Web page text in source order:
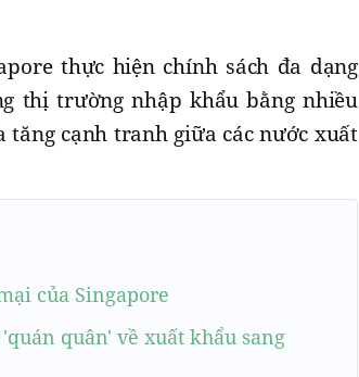
thực hiện chính sách đa dạng
thị trường nhập khẩu bằng nhiều
tăng cạnh tranh giữa các nước xuất
của Singapore
quân' về xuất khẩu sang